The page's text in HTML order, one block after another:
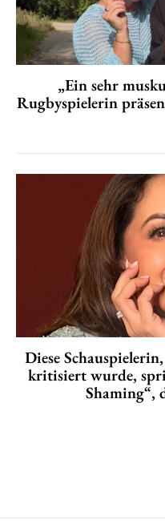
„Ein sehr
Rugbyspielerin
Diese
kritisiert wurde,
Shaming“,